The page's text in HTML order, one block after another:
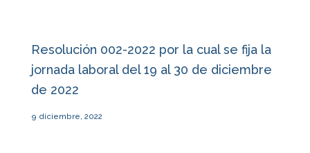
Resolución 002-2022 por la cual se fija la
jornada laboral del 19 al 30 de diciembre
de 2022
9 diciembre, 2022